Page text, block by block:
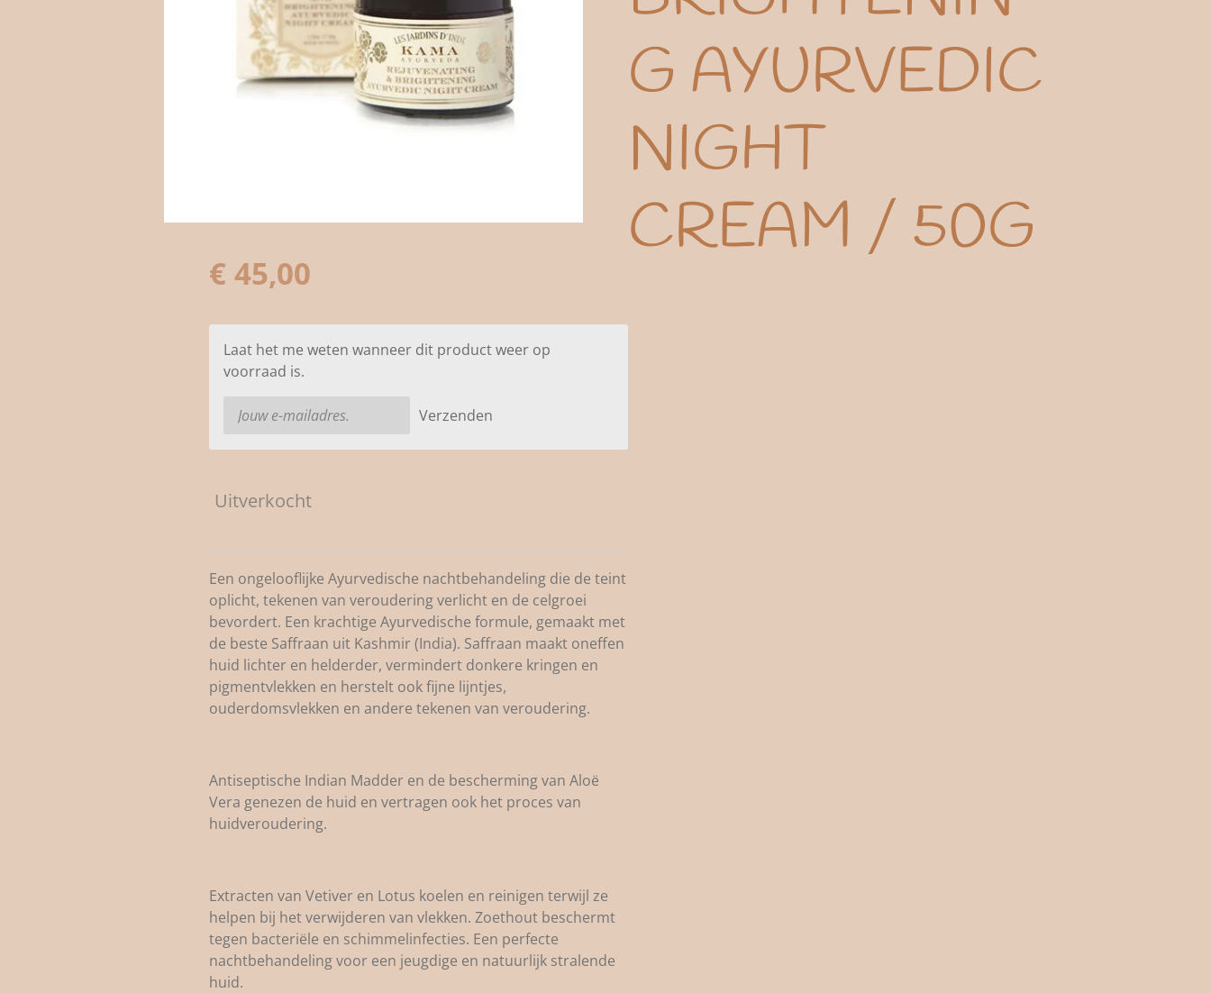
G AYURVEDIC
NIGHT
CREAM / 50G
€ 45,00
Laat het me weten wanneer dit product weer op
voorraad is.
Verzenden
Uitverkocht
Een ongelooflijke Ayurvedische nachtbehandeling die de teint
oplicht, tekenen van veroudering verlicht en de celgroei
bevordert. Een krachtige Ayurvedische formule, gemaakt met
de beste Saffraan uit Kashmir (India). Saffraan maakt oneffen
huid lichter en helderder, vermindert donkere kringen en
pigmentvlekken en herstelt ook fijne lijntjes,
ouderdomsvlekken en andere tekenen van veroudering.
Antiseptische Indian Madder en de bescherming van Aloë
Vera genezen de huid en vertragen ook het proces van
huidveroudering.
Extracten van Vetiver en Lotus koelen en reinigen terwijl ze
helpen bij het verwijderen van vlekken. Zoethout beschermt
tegen bacteriële en schimmelinfecties. Een perfecte
nachtbehandeling voor een jeugdige en natuurlijk stralende
huid.